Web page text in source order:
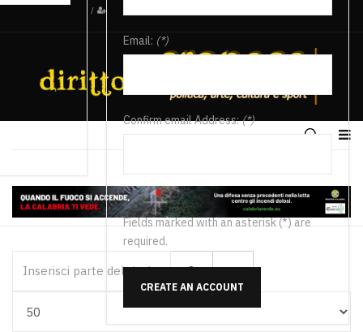
/
Email: (*)
Confirm email Address:(*)
Fields marked with an asterisk (*) are
required.
CREATE AN ACCOUNT